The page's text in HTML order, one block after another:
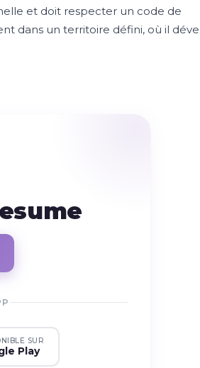
et doit respecter un code de
dans un territoire défini, où il
SUR
Play